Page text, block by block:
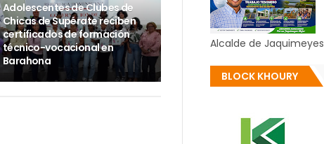
Adolescentes de Clubes de
Chicas de Supérate reciben
certificados de formación
técnico-vocacional en
Barahona
Alcalde de Jaquimeyes
BLOCK KHOURY